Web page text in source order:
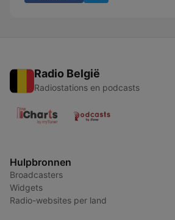
Radio België
Radiostations en podcasts
Hulpbronnen
Broadcasters
Widgets
Radio-websites per land